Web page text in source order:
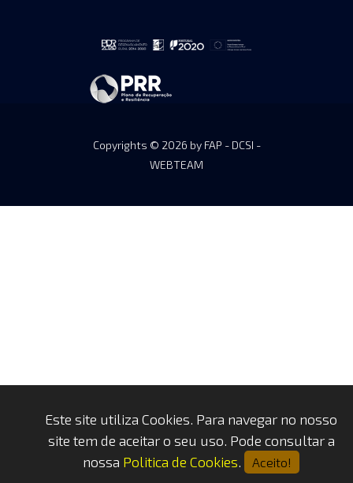
Copyrights © 2026 by FAP - DCSI -
WEBTEAM
Este site utiliza Cookies. Para navegar no nosso
site tem de aceitar o seu uso. Pode consultar a
nossa Politica de Cookies. Aceito!